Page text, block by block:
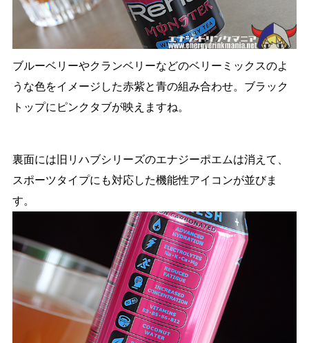
ブルーベリーやクランベリーなどのベリーミックスのよ
うな色をイメージした赤紫と青の組み合わせ。ブラック
トップにピンクタブが映えますね。
裏面には旧リハブシリーズのエナジーポエムは消えて、
スポーツタイプにも対応した機能性アイコンが並びま
す。